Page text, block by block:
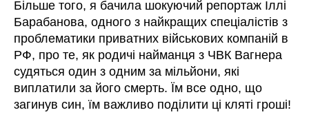
Більше того, я бачила шокуючий репортаж Іллі
Барабанова, одного з найкращих спеціалістів з
проблематики приватних військових компаній в
РФ, про те, як родичі найманця з ЧВК Вагнера
судяться один з одним за мільйони, які
виплатили за його смерть. Їм все одно, що
загинув син, їм важливо поділити ці кляті гроші!